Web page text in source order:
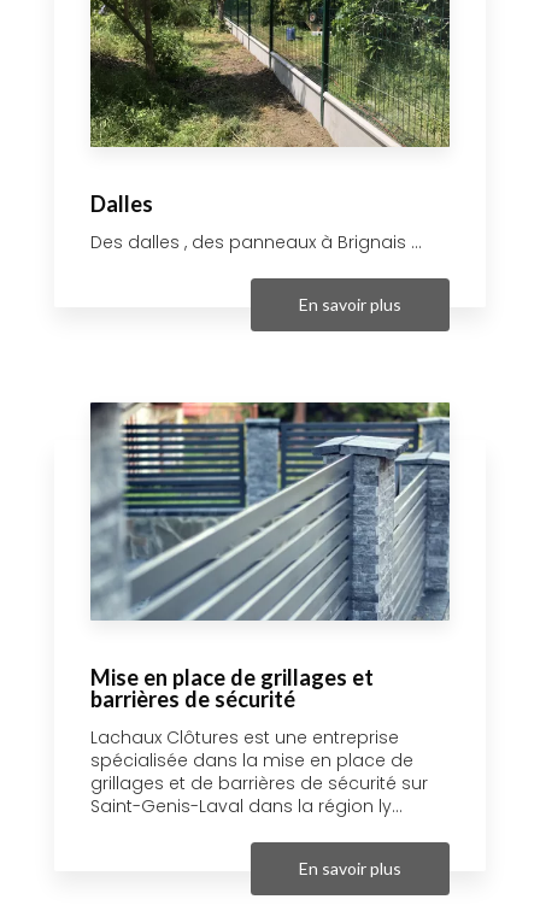
Dalles
Des dalles , des panneaux à Brignais ...
En savoir plus
Mise en place de grillages et
barrières de sécurité
Lachaux Clôtures est une entreprise
spécialisée dans la mise en place de
grillages et de barrières de sécurité sur
Saint-Genis-Laval dans la région ly...
En savoir plus